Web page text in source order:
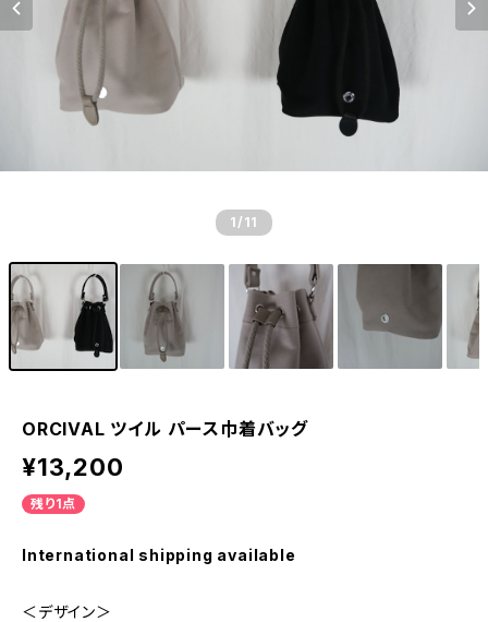
1 /11
ORCIVAL ツイル パース巾着バッグ
¥13,200
残り1点
International shipping available
＜デザイン＞